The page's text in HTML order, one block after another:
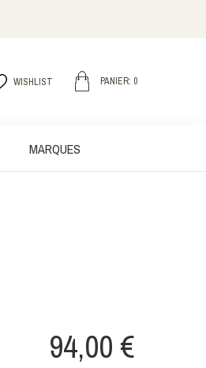
WISHLIST PANIER: 0
MARQUES
94,00 €